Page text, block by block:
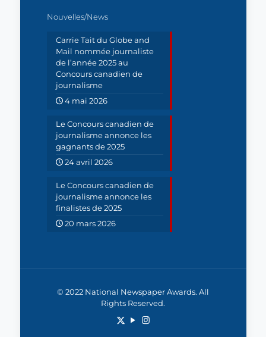
Nouvelles/News
Carrie Tait du Globe and
Mail nommée journaliste
de l’année 2025 au
Concours canadien de
journalisme
4 mai 2026
Le Concours canadien de
journalisme annonce les
gagnants de 2025
24 avril 2026
Le Concours canadien de
journalisme annonce les
finalistes de 2025
20 mars 2026
© 2022 National Newspaper Awards. All
Rights Reserved.